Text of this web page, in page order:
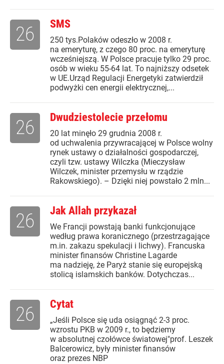
SMS
250 tys.Polaków odeszło w 2008 r.
na emeryturę, z czego 80 proc. na emeryturę
wcześniejszą. W Polsce pracuje tylko 29 proc.
osób w wieku 55-64 lat. To najniższy odsetek
w UE.Urząd Regulacji Energetyki zatwierdził
podwyżki cen energii elektrycznej,...
26
Dwudziestolecie przełomu
20 lat minęło 29 grudnia 2008 r.
od uchwalenia przywracającej w Polsce wolny
rynek ustawy o działalności gospodarczej,
czyli tzw. ustawy Wilczka (Mieczysław
Wilczek, minister przemysłu w rządzie
Rakowskiego). – Dzięki niej powstało 2 mln...
26
Jak Allah przykazał
We Francji powstają banki funkcjonujące
według prawa koranicznego (przestrzagające
m.in. zakazu spekulacji i lichwy). Francuska
minister finansów Christine Lagarde
ma nadzieję, że Paryż stanie się europejską
stolicą islamskich banków. Dotychczas...
26
Cytat
„Jeśli Polsce się uda osiągnąć 2-3 proc.
wzrostu PKB w 2009 r., to będziemy
w absolutnej czołówce światowej"prof. Leszek
Balcerowicz, były minister finansów
oraz prezes NBP
26